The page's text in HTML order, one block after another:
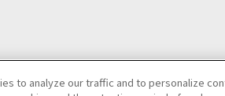
to analyze our traffic and to personalize